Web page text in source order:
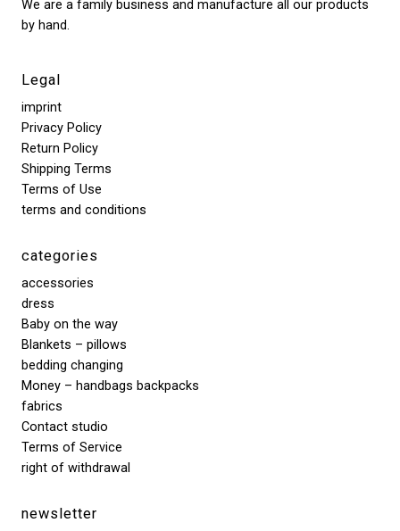
We are a family business and manufacture all our products
by hand.
Legal
imprint
Privacy Policy
Return Policy
Shipping Terms
Terms of Use
terms and conditions
categories
accessories
dress
Baby on the way
Blankets – pillows
bedding changing
Money – handbags backpacks
fabrics
Contact studio
Terms of Service
right of withdrawal
newsletter